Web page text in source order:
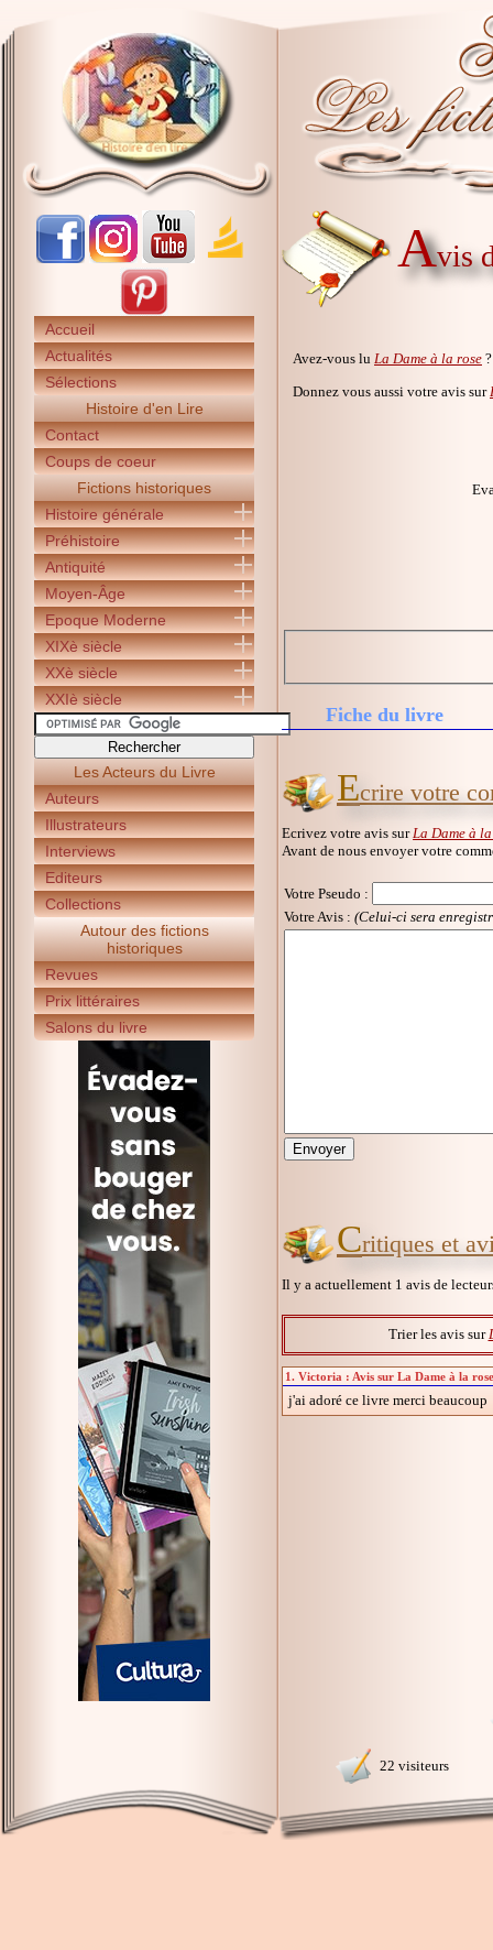
Accueil
Actualités
Sélections
Histoire d'en Lire
Contact
Coups de coeur
Fictions historiques
Histoire générale
Préhistoire
Antiquité
Moyen-Âge
Epoque Moderne
XIXè siècle
XXè siècle
XXIè siècle
Les Acteurs du Livre
Auteurs
Illustrateurs
Interviews
Editeurs
Collections
Autour des fictions
historiques
Revues
Prix littéraires
Salons du livre
Avis
Avez-vous lu La Dame à la rose ?
Donnez vous aussi votre avis sur
Fiche du livre
Ecrire votre
Ecrivez votre avis sur La Dame à
Avant de nous envoyer votre
Votre Pseudo :
Votre Avis : (Celui-ci sera
Critiques et
Il y a actuellement 1 avis de
Trier les avis sur
1. Victoria : Avis sur La Dame à la
j'ai adoré ce livre merci beaucoup
22 visiteurs